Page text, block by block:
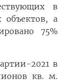
в
а
75%
2021 в
кв. м.